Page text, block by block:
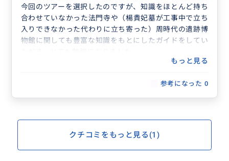
今回のツアーを選択したのですが、知識をほとんど持ち
合わせていなかった法門寺や（楊貴妃墓が工事中で立ち
入りできなかった代わりに立ち寄った）周時代の遺跡博
物館に関しても豊富な知識をもとにしたガイドをしてい
五丈原＋葫蘆遺跡までは150kmほどと長い旅になりま
もっと見る
参考になった 0
クチコミをもっと見る(1)